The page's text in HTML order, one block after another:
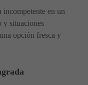
incompetente en un
y situaciones
opción fresca y